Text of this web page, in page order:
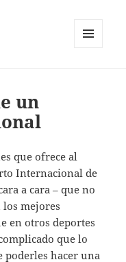
un
que ofrece al
Internacional de
a cara – que no
los mejores
en otros deportes
que lo
poderles hacer una